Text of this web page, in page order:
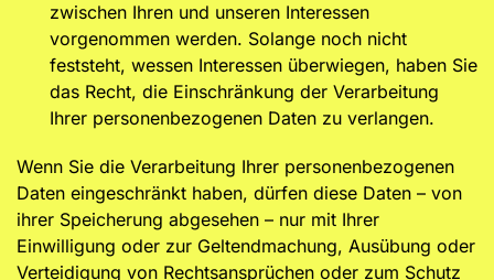
zwischen Ihren und unseren Interessen
vorgenommen werden. Solange noch nicht
feststeht, wessen Interessen überwiegen, haben Sie
das Recht, die Einschränkung der Verarbeitung
Ihrer personenbezogenen Daten zu verlangen.
Wenn Sie die Verarbeitung Ihrer personenbezogenen
Daten eingeschränkt haben, dürfen diese Daten – von
ihrer Speicherung abgesehen – nur mit Ihrer
Einwilligung oder zur Geltendmachung, Ausübung oder
Verteidigung von Rechtsansprüchen oder zum Schutz